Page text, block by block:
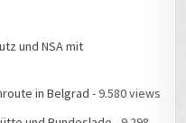
und NSA mit
in Belgrad - 9.580 views